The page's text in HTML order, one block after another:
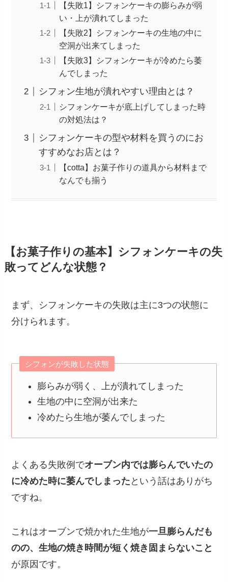
【失敗1】シフォンケーキの膨らみが弱
い・上が潰れてしまった
【失敗2】シフォンケーキの生地の中に
空洞が出来てしまった
【失敗3】シフォンケーキが冷めたら萎
んでしまった
シフォン生地が潰れやすい理由とは？
シフォンケーキが底上げしてしまった時
の対処法は？
シフォンケーキの型や材料を買うのにお
すすめなお店とは？
【cotta】お菓子作りの道具から材料まで
なんでも揃う
【お菓子作りの基本】シフォンケーキの失
敗ってどんな状態？
まず、シフォンケーキの失敗は主に3つの状態に
分けられます。
シフォンが失敗した状態
膨らみが弱く、上が潰れてしまった
生地の中に空洞が出来た
冷めたら生地が萎んでしまった
よくある失敗例でオーブン内では膨らんでいたの
に冷めた時に萎んでしまった という話はありがち
ですね。
これはオーブンで焼かれた生地が一旦膨らんだも
のの、生地の焼き時間が短く焼き固まらないこと
が原因です。